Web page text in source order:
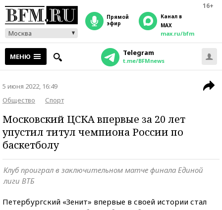
16+
Москва
прямой
эфир
Канал в
MAX
max.ru/bfm
МЕНЮ Telegram
t.me/BFMnews
5 июня 2022, 16:49
Общество
Спорт
Московский ЦСКА впервые за 20 лет
упустил титул чемпиона России по
баскетболу
Клуб проиграл в заключительном матче финала Единой
лиги ВТБ
Петербургский «Зенит» впервые в своей истории стал